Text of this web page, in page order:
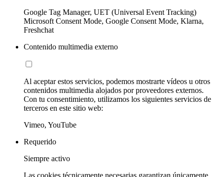
Google Tag Manager, UET (Universal Event Tracking)
Microsoft Consent Mode, Google Consent Mode, Klarna,
Freshchat
Contenido multimedia externo
Al aceptar estos servicios, podemos mostrarte vídeos u otros
contenidos multimedia alojados por proveedores externos.
Con tu consentimiento, utilizamos los siguientes servicios de
terceros en este sitio web:
Vimeo, YouTube
Requerido
Siempre activo
Las cookies técnicamente necesarias garantizan únicamente